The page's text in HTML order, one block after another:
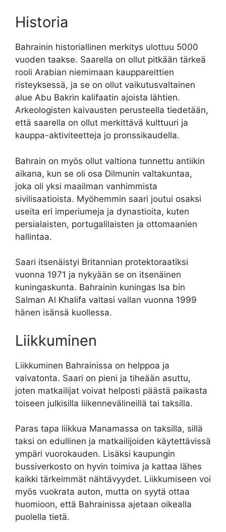
Historia
Bahrainin historiallinen merkitys ulottuu 5000
vuoden taakse. Saarella on ollut pitkään tärkeä
rooli Arabian niemimaan kauppareittien
risteyksessä, ja se on ollut vaikutusvaltainen
alue Abu Bakrin kalifaatin ajoista lähtien.
Arkeologisten kaivausten perusteella tiedetään,
että saarella on ollut merkittävä kulttuuri ja
kauppa-aktiviteetteja jo pronssikaudella.
Bahrain on myös ollut valtiona tunnettu antiikin
aikana, kun se oli osa Dilmunin valtakuntaa,
joka oli yksi maailman vanhimmista
sivilisaatioista. Myöhemmin saari joutui osaksi
useita eri imperiumeja ja dynastioita, kuten
persialaisten, portugalilaisten ja ottomaanien
hallintaa.
Saari itsenäistyi Britannian protektoraatiksi
vuonna 1971 ja nykyään se on itsenäinen
kuningaskunta. Bahrainin kuningas Isa bin
Salman Al Khalifa valtasi vallan vuonna 1999
hänen isänsä kuollessa.
Liikkuminen
Liikkuminen Bahrainissa on helppoa ja
vaivatonta. Saari on pieni ja tiheään asuttu,
joten matkailijat voivat helposti päästä paikasta
toiseen julkisilla liikennevälineillä tai taksilla.
Paras tapa liikkua Manamassa on taksilla, sillä
taksi on edullinen ja matkailijoiden käytettävissä
ympäri vuorokauden. Lisäksi kaupungin
bussiverkosto on hyvin toimiva ja kattaa lähes
kaikki tärkeimmät nähtävyydet. Liikkumiseen voi
myös vuokrata auton, mutta on syytä ottaa
huomioon, että Bahrainissa ajetaan oikealla
puolella tietä.